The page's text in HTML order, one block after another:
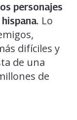
personajes
. Lo
difíciles y
de una
de